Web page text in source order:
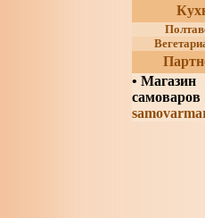
• Магазин
самоваров